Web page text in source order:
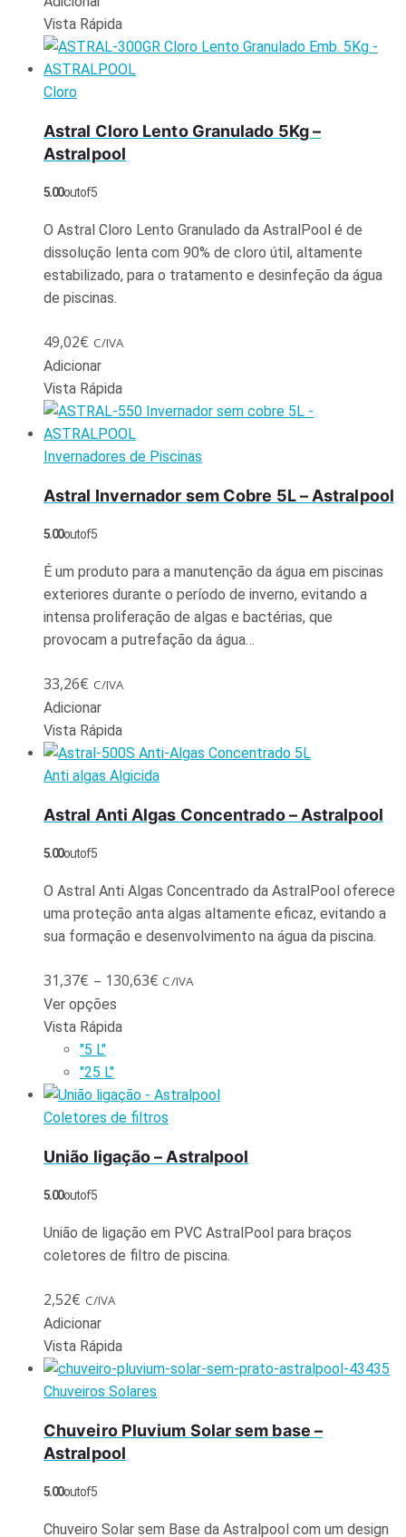
Vista Rápida
Cloro
Astral Cloro Lento Granulado 5Kg –
Astralpool
5.00out of 5
O Astral Cloro Lento Granulado da AstralPool é de
dissolução lenta com 90% de cloro útil, altamente
estabilizado, para o tratamento e desinfeção da água
de piscinas.
49,02€ C/IVA
Adicionar
Vista Rápida
Invernadores de Piscinas
Astral Invernador sem Cobre 5L – Astralpool
5.00out of 5
É um produto para a manutenção da água em piscinas
exteriores durante o período de inverno, evitando a
intensa proliferação de algas e bactérias, que
provocam a putrefação da água…
33,26€ C/IVA
Adicionar
Vista Rápida
Anti algas Algicida
Astral Anti Algas Concentrado – Astralpool
5.00out of 5
O Astral Anti Algas Concentrado da AstralPool oferece
uma proteção anta algas altamente eficaz, evitando a
sua formação e desenvolvimento na água da piscina.
31,37€ – 130,63€ C/IVA
Ver opções
Vista Rápida
"5 L"
"25 L"
Coletores de filtros
União ligação – Astralpool
5.00out of 5
União de ligação em PVC AstralPool para braços
coletores de filtro de piscina.
2,52€ C/IVA
Adicionar
Vista Rápida
Chuveiros Solares
Chuveiro Pluvium Solar sem base –
Astralpool
5.00out of 5
Chuveiro Solar sem Base da Astralpool com um design